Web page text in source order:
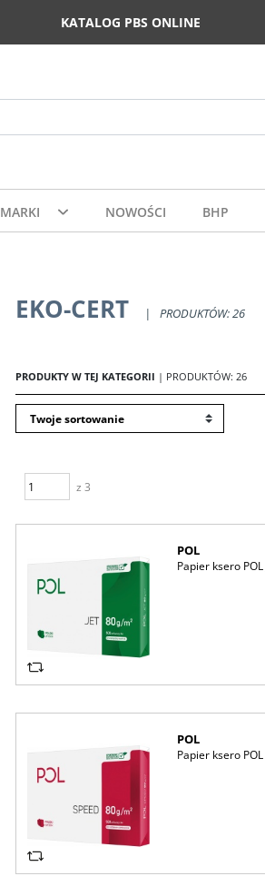
KATALOG PBS ONLINE
MARKI NOWOŚCI BHP
EKO-CERT | PRODUKTÓW: 26
PRODUKTY W TEJ KATEGORII | PRODUKTÓW: 26
z 3
POL
Papier ksero
POL
Papier ksero